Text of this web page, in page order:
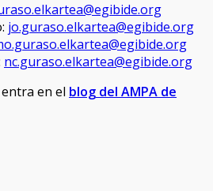
jo.guraso.elkartea@egibide.org
nc.guraso.elkartea@egibide.org
en el blog del AMPA de